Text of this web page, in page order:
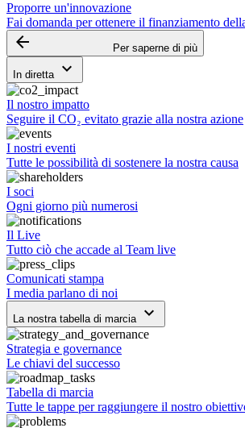
Proporre un'innovazione
Fai domanda per ottenere il finanziamento
arrow_backward Per saperne di più
In diretta keyboard_arrow_down
Il nostro impatto
Seguire il CO₂ evitato grazie alla nostra azione
I nostri eventi
Tutte le possibilità di sostenere la nostra causa
I soci
Ogni giorno più numerosi
Il Live
Tutto ciò che accade al Team live
Comunicati stampa
I media parlano di noi
La nostra tabella di marcia keyboard_arrow_down
Strategia e governance
Le chiavi del successo
Tabella di marcia
Tutte le tappe per raggiungere il nostro